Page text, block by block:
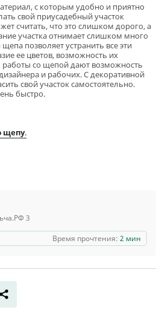
с которым удобно и приятно
свой приусадебный участок
считать, что это слишком дорого, а
участка отнимает слишком много
позволяет устранить все эти
ее цветов, возможность их
работы со щепой дают возможность
и рабочих. С декоративной
свой участок самостоятельно.
быстро.
щепу.
3
Время прочтения: 2 мин